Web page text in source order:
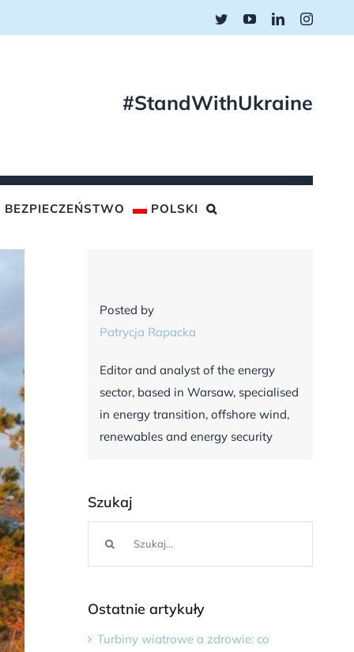
TwitterYouTubeLinkedIn
#StandWithUkraine
BEZPIECZEŃSTWO POLSKI
Posted by
Patrycja Rapacka
Editor and analyst of the energy
sector, based in Warsaw, specialised
in energy transition, offshore wind,
renewables and energy security
Szukaj
Ostatnie artykuły
Turbiny wiatrowe a zdrowie: co